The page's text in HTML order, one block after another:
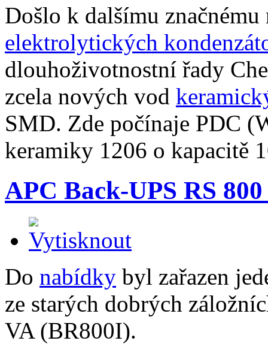
Došlo k dalšímu
elektrolytických
dlouhoživotnostní řady
zcela nových vod
SMD. Zde počínaje PDC
keramiky 1206 o kapacitě
APC Back-UPS RS
Do nabídky byl zařazen
ze starých dobrých
VA (BR800I).